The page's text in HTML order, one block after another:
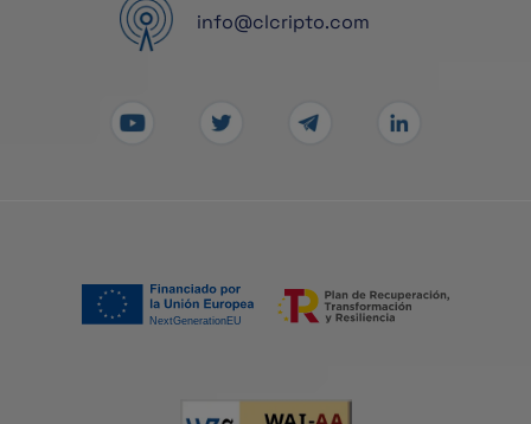
info@clcripto.com